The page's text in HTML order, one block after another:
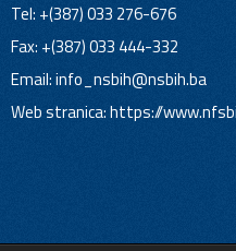
Tel: +(387) 033 276-676
Fax: +(387) 033 444-332
Email:info_nsbih@nsbih.ba
Web stranica: https://